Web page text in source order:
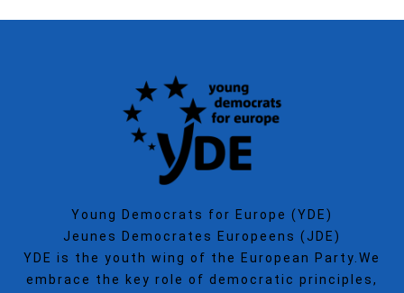
Young Democrats for Europe (YDE)
Jeunes Democrates Europeens (JDE)
YDE is the youth wing of the European Party.We
embrace the key role of democratic principles,